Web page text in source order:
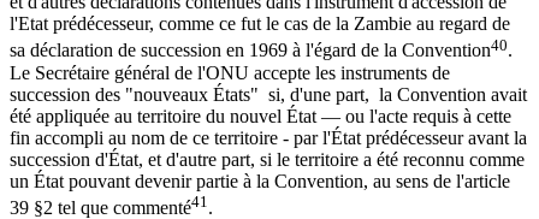
l'Etat prédécesseur, comme ce fut le cas de la Zambie au regard de
sa déclaration de succession en 1969 à l'égard de la Convention40.
Le Secrétaire général de l'ONU accepte les instruments de
succession des "nouveaux États" si, d'une part, la Convention avait
été appliquée au territoire du nouvel État — ou l'acte requis à cette
fin accompli au nom de ce territoire - par l'État prédécesseur avant la
succession d'État, et d'autre part, si le territoire a été reconnu comme
un État pouvant devenir partie à la Convention, au sens de l'article
39 §2 tel que commenté41 .